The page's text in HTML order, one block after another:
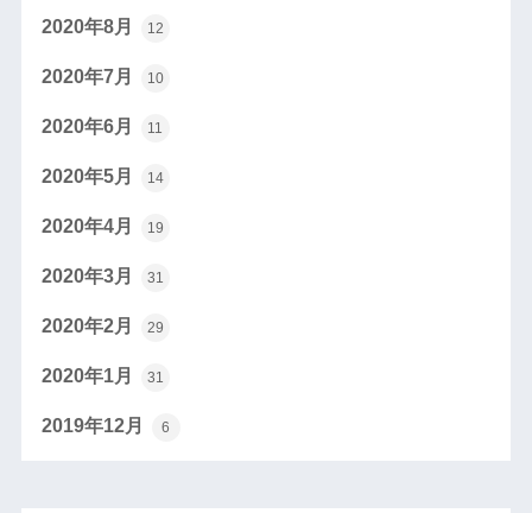
2020年8月 12
2020年7月 10
2020年6月 11
2020年5月 14
2020年4月 19
2020年3月 31
2020年2月 29
2020年1月 31
2019年12月 6